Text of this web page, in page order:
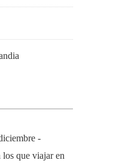
-
los que viajar en